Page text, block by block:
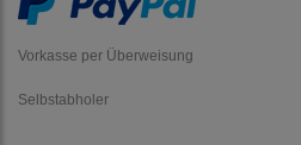
Vorkasse per Überweisung
Selbstabholer